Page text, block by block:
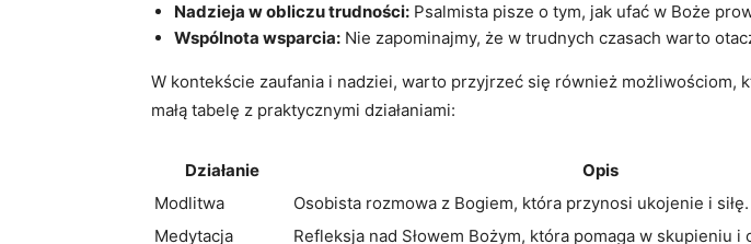
Nadzieja w obliczu trudności: Psalmista pisze o tym, jak ufać w Boże
Wspólnota wsparcia: Nie zapominajmy, że w trudnych czasach warto
W kontekście zaufania i nadziei, warto przyjrzeć się również
małą tabelę z praktycznymi działaniami:
Działanie
Opis
Modlitwa
Osobista rozmowa z Bogiem, która przynosi ukojenie i siłę.
Medytacja
Refleksja nad Słowem Bożym, która pomaga w skupieniu